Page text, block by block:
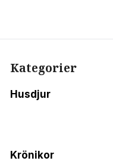
Kategorier
Husdjur
Krönikor